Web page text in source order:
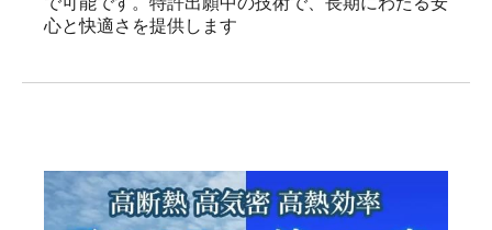
心と快適さを提供します